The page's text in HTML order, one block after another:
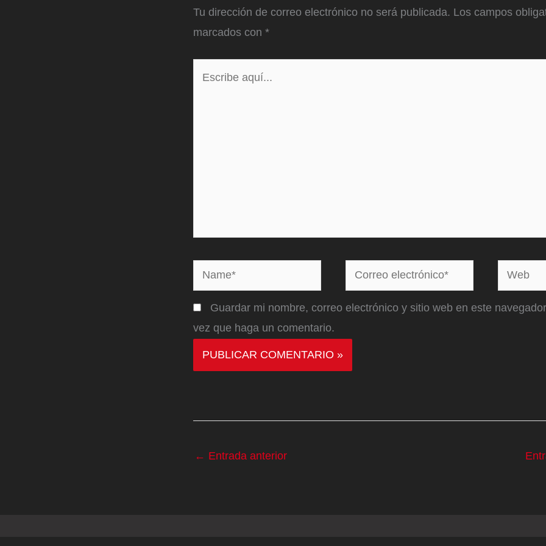
Tu dirección de correo electrónico no será publicada. Los campos
marcados con *
Name*
Correo
electrónico*
Web
Guardar mi nombre, correo electrónico y sitio web en este
vez que haga un comentario.
← Entrada anterior